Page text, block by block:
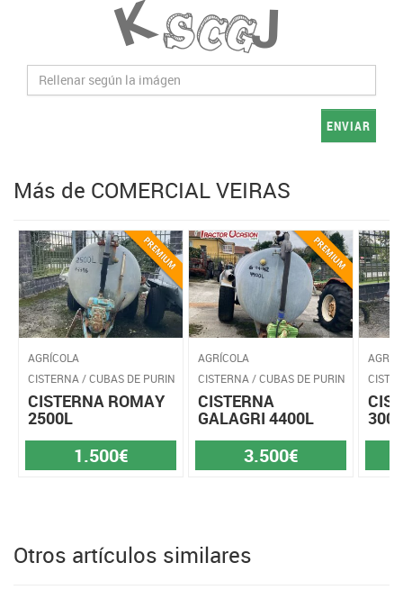
ENVIAR
Más de COMERCIAL VEIRAS
AGRÍCOLA
CISTERNA / CUBAS DE PURIN
CISTERNA ROMAY
2500L
1.500€
AGRÍCOLA
CISTERNA / CUBAS DE PURIN
CISTERNA
GALAGRI 4400L
3.500€
Otros artículos similares